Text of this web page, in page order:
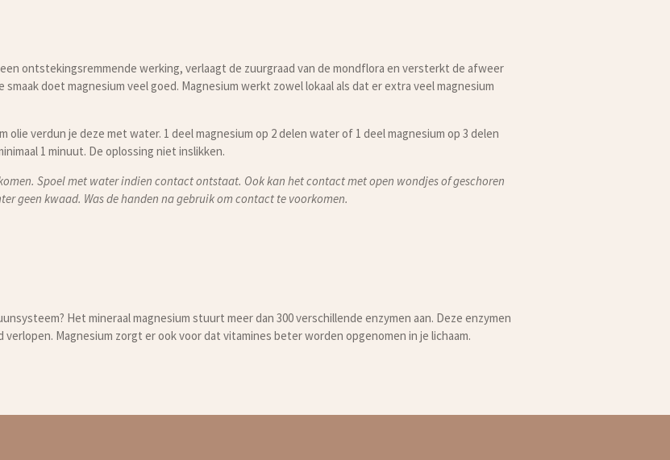
ontstekingsremmende werking, verlaagt de zuurgraad van de mondflora en versterkt de afweer
doet magnesium veel goed. Magnesium werkt zowel lokaal als dat er extra veel magnesium
olie verdun je deze met water. 1 deel magnesium op 2 delen water of 1 deel magnesium op 3 delen
1 minuut. De oplossing niet inslikken.
Spoel met water indien contact ontstaat. Ook kan het contact met open wondjes of geschoren
geen kwaad. Was de handen na gebruik om contact te voorkomen.
Het mineraal magnesium stuurt meer dan 300 verschillende enzymen aan. Deze enzymen
Magnesium zorgt er ook voor dat vitamines beter worden opgenomen in je lichaam.